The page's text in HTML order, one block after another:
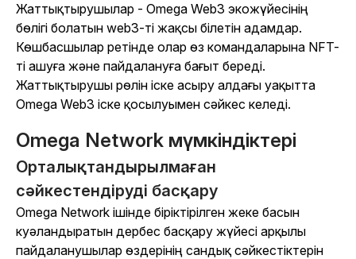
Жаттықтырушылар - Omega Web3 экожүйесінің
бөлігі болатын web3-ті жақсы білетін адамдар.
Көшбасшылар ретінде олар өз командаларына NFT-
ті ашуға және пайдалануға бағыт береді.
Жаттықтырушы рөлін іске асыру алдағы уақытта
Omega Web3 іске қосылуымен сәйкес келеді.
Omega Network мүмкіндіктері
Орталықтандырылмаған
сәйкестендіруді басқару
Omega Network ішінде біріктірілген жеке басын
куәландыратын дербес басқару жүйесі арқылы
пайдаланушылар өздерінің сандық сәйкестіктерін